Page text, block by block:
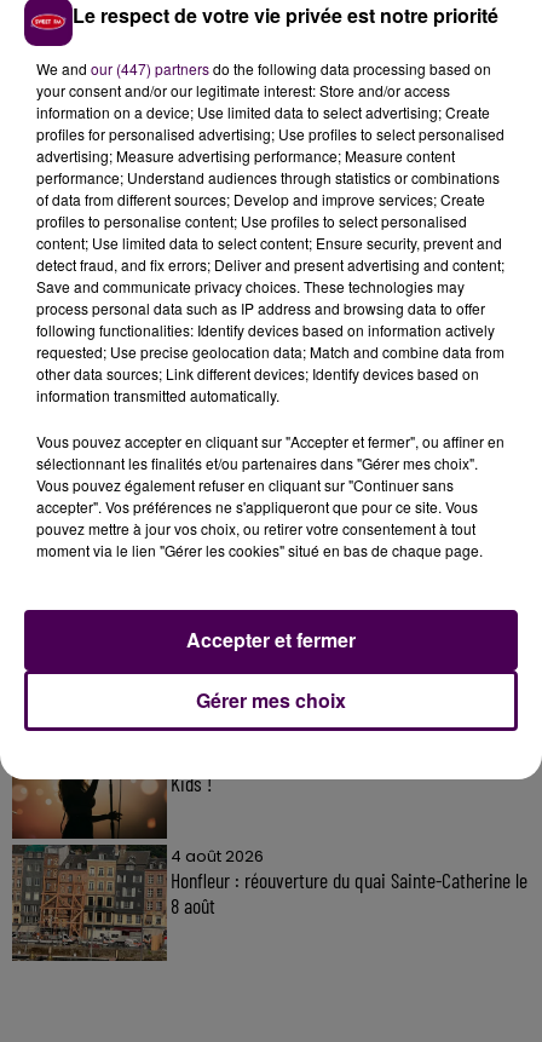
La circulation a été neutralisée -sur cet axe d'ordinaire
très fréquenté pour accéder au centre-ville de la
capitale sarthoise ou en sortir-, le temps que les
soldats du feu réussissent à circonscrire le sinistre :
plusieurs véhicules du centre de secours du Mans-
Degré ont été mobilisés, de même qu'un engin
spécialement équipé enassistance respiratoirevenu
de la caserne de Tennie. A 21h30, l'intervention n'était
pas terminée.
À LA UNE
31 juillet 2026
Gagnez vos entrées à Terra Botanica !
11 juillet 2026
Kids !
4 août 2026
Honfleur : réouverture du quai Sainte-Catherine le
8 août
Le respect de votre vie privée est notre priorité
We and our (447) partnersdo the following data processing based on
your consent and/or our legitimate interest: Store and/or access
information on a device; Use limited data to select advertising; Create
profiles for personalised advertising; Use profiles to select personalised
advertising; Measure advertising performance; Measure content
performance; Understand audiences through statistics or combinations
of data from different sources; Develop and improve services; Create
profiles to personalise content; Use profiles to select personalised
content; Use limited data to select content; Ensure security, prevent and
detect fraud, and fix errors; Deliver and present advertising and content;
Save and communicate privacy choices. These technologies may
process personal data such as IP address and browsing data to offer
following functionalities: Identify devices based on information actively
requested; Use precise geolocation data; Match and combine data from
other data sources; Link different devices; Identify devices based on
information transmitted automatically.
Vous pouvez accepter en cliquant sur "Accepter et fermer", ou affiner en
sélectionnant les finalités et/ou partenaires dans "Gérer mes choix".
Vous pouvez également refuser en cliquant sur "Continuer sans
accepter". Vos préférences ne s'appliqueront que pour ce site. Vous
pouvez mettre à jour vos choix, ou retirer votre consentement à tout
moment via le lien "Gérer les cookies" situé en bas de chaque page.
Gérer mes choix
Accepter et fermer